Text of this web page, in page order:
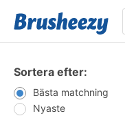
Sortera efter:
Bästa matchning
Nyaste